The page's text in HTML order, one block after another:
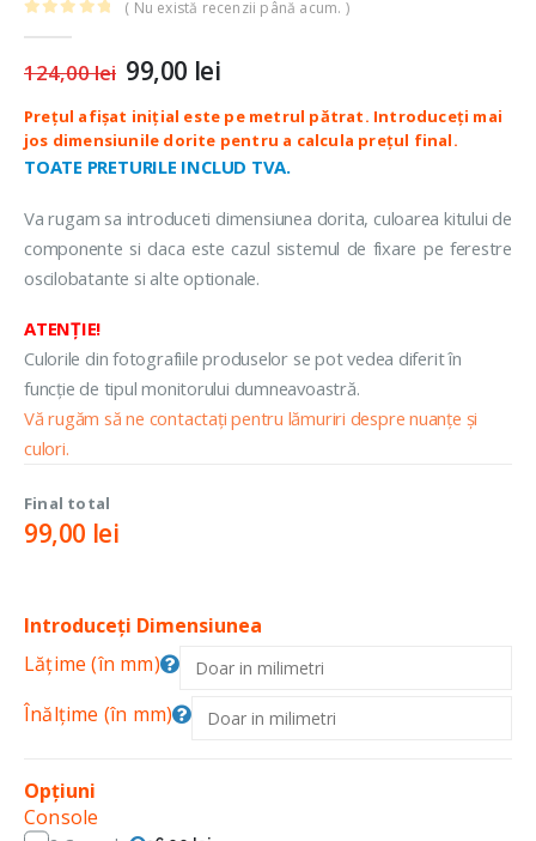
( Nu există recenzii până acum. )
124,00lei Prețul
inițial
a
fost:
124,00 lei.
99,00 leiPrețul
este:
99,00 lei.
TOATE PRETURILE INCLUD TVA.
Va rugam sa introduceti dimensiunea dorita, culoarea kitului de
componente si daca este cazul sistemul de fixare pe ferestre
oscilobatante si alte optionale.
ATENȚIE!
Culorile din fotografiile produselor se pot vedea diferit în
funcție de tipul monitorului dumneavoastră.
Vă rugăm să ne contactați pentru lămuriri despre nuanțe și
culori.
Final total
99,00 lei
Introduceți Dimensiunea
Lățime (în mm)
Înălțime (în mm)
Opțiuni
Console